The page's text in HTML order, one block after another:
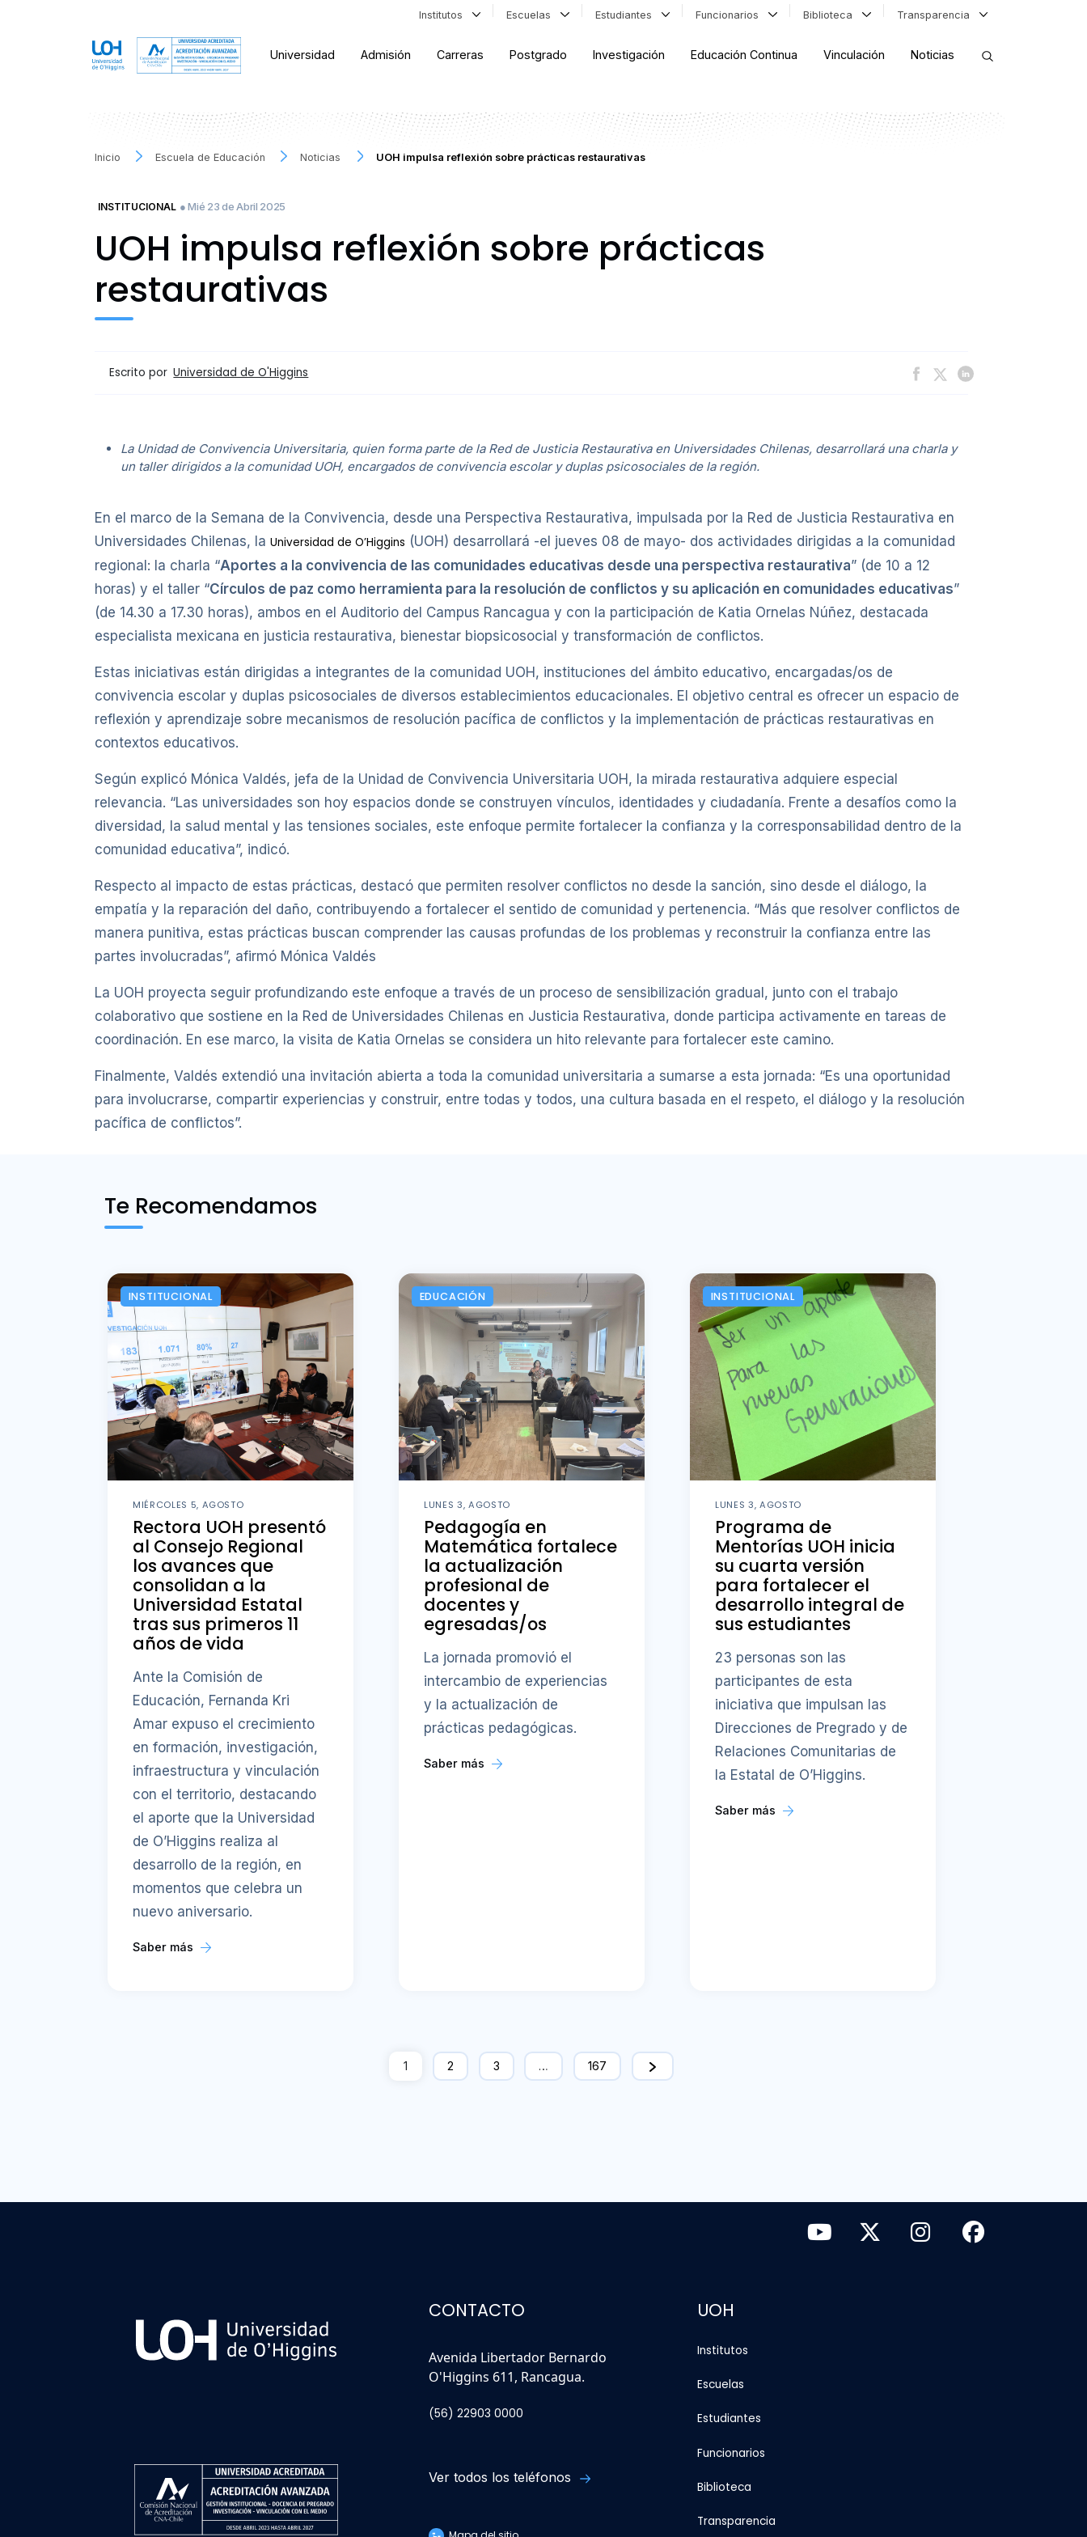
Institutos Escuelas Estudiantes Funcionarios Biblioteca Transparencia
Universidad Admisión Carreras Postgrado Investigación Educación Continua Vinculación Noticias
Inicio Escuela de Educación Noticias UOH impulsa reflexión sobre prácticas restaurativas
INSTITUCIONAL ● Mié 23 de Abril 2025
UOH impulsa reflexión sobre prácticas
restaurativas
Escrito por Universidad de O'Higgins
La Unidad de Convivencia Universitaria, quien forma parte de la Red de Justicia Restaurativa en Universidades Chilenas, desarrollará una charla y
un taller dirigidos a la comunidad UOH, encargados de convivencia escolar y duplas psicosociales de la región.
En el marco de la Semana de la Convivencia, desde una Perspectiva Restaurativa, impulsada por la Red de Justicia Restaurativa en
Universidades Chilenas, la Universidad de O’Higgins (UOH) desarrollará -el jueves 08 de mayo- dos actividades dirigidas a la comunidad
regional: la charla “Aportes a la convivencia de las comunidades educativas desde una perspectiva restaurativa” (de 10 a 12
horas) y el taller “Círculos de paz como herramienta para la resolución de conflictos y su aplicación en comunidades educativas”
(de 14.30 a 17.30 horas), ambos en el Auditorio del Campus Rancagua y con la participación de Katia Ornelas Núñez, destacada
especialista mexicana en justicia restaurativa, bienestar biopsicosocial y transformación de conflictos.
Estas iniciativas están dirigidas a integrantes de la comunidad UOH, instituciones del ámbito educativo, encargadas/os de
convivencia escolar y duplas psicosociales de diversos establecimientos educacionales. El objetivo central es ofrecer un espacio de
reflexión y aprendizaje sobre mecanismos de resolución pacífica de conflictos y la implementación de prácticas restaurativas en
contextos educativos.
Según explicó Mónica Valdés, jefa de la Unidad de Convivencia Universitaria UOH, la mirada restaurativa adquiere especial
relevancia. “Las universidades son hoy espacios donde se construyen vínculos, identidades y ciudadanía. Frente a desafíos como la
diversidad, la salud mental y las tensiones sociales, este enfoque permite fortalecer la confianza y la corresponsabilidad dentro de la
comunidad educativa”, indicó.
Respecto al impacto de estas prácticas, destacó que permiten resolver conflictos no desde la sanción, sino desde el diálogo, la
empatía y la reparación del daño, contribuyendo a fortalecer el sentido de comunidad y pertenencia. “Más que resolver conflictos de
manera punitiva, estas prácticas buscan comprender las causas profundas de los problemas y reconstruir la confianza entre las
partes involucradas”, afirmó Mónica Valdés
La UOH proyecta seguir profundizando este enfoque a través de un proceso de sensibilización gradual, junto con el trabajo
colaborativo que sostiene en la Red de Universidades Chilenas en Justicia Restaurativa, donde participa activamente en tareas de
coordinación. En ese marco, la visita de Katia Ornelas se considera un hito relevante para fortalecer este camino.
Finalmente, Valdés extendió una invitación abierta a toda la comunidad universitaria a sumarse a esta jornada: “Es una oportunidad
para involucrarse, compartir experiencias y construir, entre todas y todos, una cultura basada en el respeto, el diálogo y la resolución
pacífica de conflictos”.
Te Recomendamos
INSTITUCIONAL
MIÉRCOLES 5, AGOSTO
Rectora UOH presentó
al Consejo Regional
los avances que
consolidan a la
Universidad Estatal
tras sus primeros 11
años de vida
Ante la Comisión de
Educación, Fernanda Kri
Amar expuso el crecimiento
en formación, investigación,
infraestructura y vinculación
con el territorio, destacando
el aporte que la Universidad
de O’Higgins realiza al
desarrollo de la región, en
momentos que celebra un
nuevo aniversario.
Saber más
EDUCACIÓN
LUNES 3, AGOSTO
Pedagogía en
Matemática fortalece
la actualización
profesional de
docentes y
egresadas/os
La jornada promovió el
intercambio de experiencias
y la actualización de
prácticas pedagógicas.
Saber más
INSTITUCIONAL
LUNES 3, AGOSTO
Programa de
Mentorías UOH inicia
su cuarta versión
para fortalecer el
desarrollo integral de
sus estudiantes
23 personas son las
participantes de esta
iniciativa que impulsan las
Direcciones de Pregrado y de
Relaciones Comunitarias de
la Estatal de O’Higgins.
Saber más
1 2 3 … 167
CONTACTO
Avenida Libertador Bernardo
O'Higgins 611, Rancagua.
(56) 22903 0000
Ver todos los teléfonos
UOH
Institutos
Escuelas
Estudiantes
Funcionarios
Biblioteca
Transparencia